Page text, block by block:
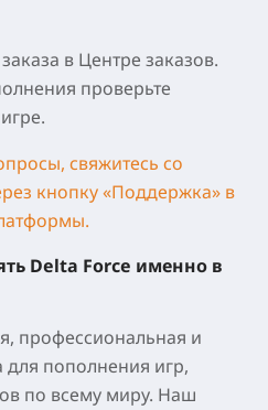
в Центре заказов.
проверьте
свяжитесь со
кнопку «Поддержка» в
Delta Force именно в
профессиональная и
пополнения игр,
по всему миру. Наш